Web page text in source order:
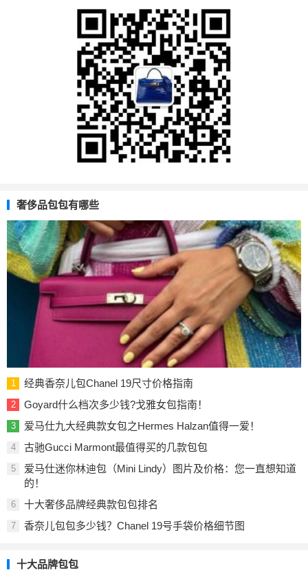
奢侈品包包有哪些
1 经典香奈儿包Chanel 19尺寸价格指南
2 Goyard什么档次多少钱?戈雅女包指南！
3 爱马仕九大经典款女包之Hermes Halzan值得一爱！
4 古驰Gucci Marmont最值得买的几款包包
5
爱马仕迷你林迪包（Mini Lindy）图片及价格：您一直想知道
的！
6 十大奢侈品牌经典款包包排名
7 香奈儿包包多少钱？Chanel 19号手袋价格细节图
十大品牌包包